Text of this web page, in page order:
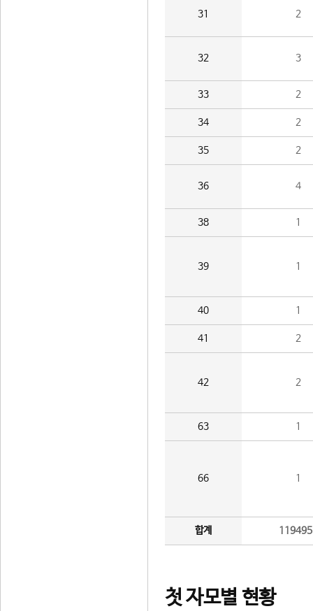
31 2
32 3
33 2
34 2
35 2
36 4
38 1
39 1
40 1
41 2
42 2
63 1
66 1
합계
첫 자모별 현황